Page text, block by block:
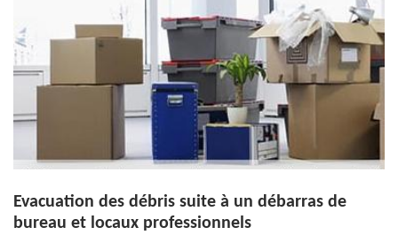
Evacuation des débris suite à un débarras de
bureau et locaux professionnels